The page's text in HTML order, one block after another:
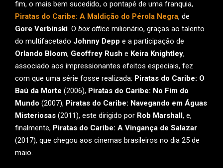
fim, o mais bem sucedido, o pontapé de uma franquia,
Piratas do Caribe: A Maldição do Pérola Negra, de
Gore Verbinski. O box office milionário, graças ao talento
do multifacetado Johnny Depp e a participação de
Orlando Bloom, Geoffrey Rush e Keira Knightley,
associado aos impressionantes efeitos especiais, fez
com que uma série fosse realizada: Piratas do Caribe: O
Baú da Morte (2006), Piratas do Caribe: No Fim do
Mundo (2007), Piratas do Caribe: Navegando em Águas
Misteriosas (2011), este dirigido por Rob Marshall, e,
finalmente, Piratas do Caribe: A Vingança de Salazar
(2017), que chegou aos cinemas brasileiros no dia 25 de
maio.